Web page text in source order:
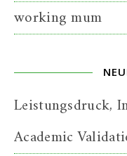
working mum
Leistungsdruck,
Academic